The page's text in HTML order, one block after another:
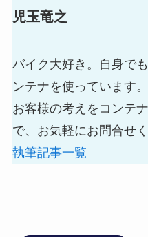
児玉竜之
バイク大好き。自身で
ンテナを使っています。
お客様の考えをコンテ
で、お気軽にお問合せく
執筆記事一覧